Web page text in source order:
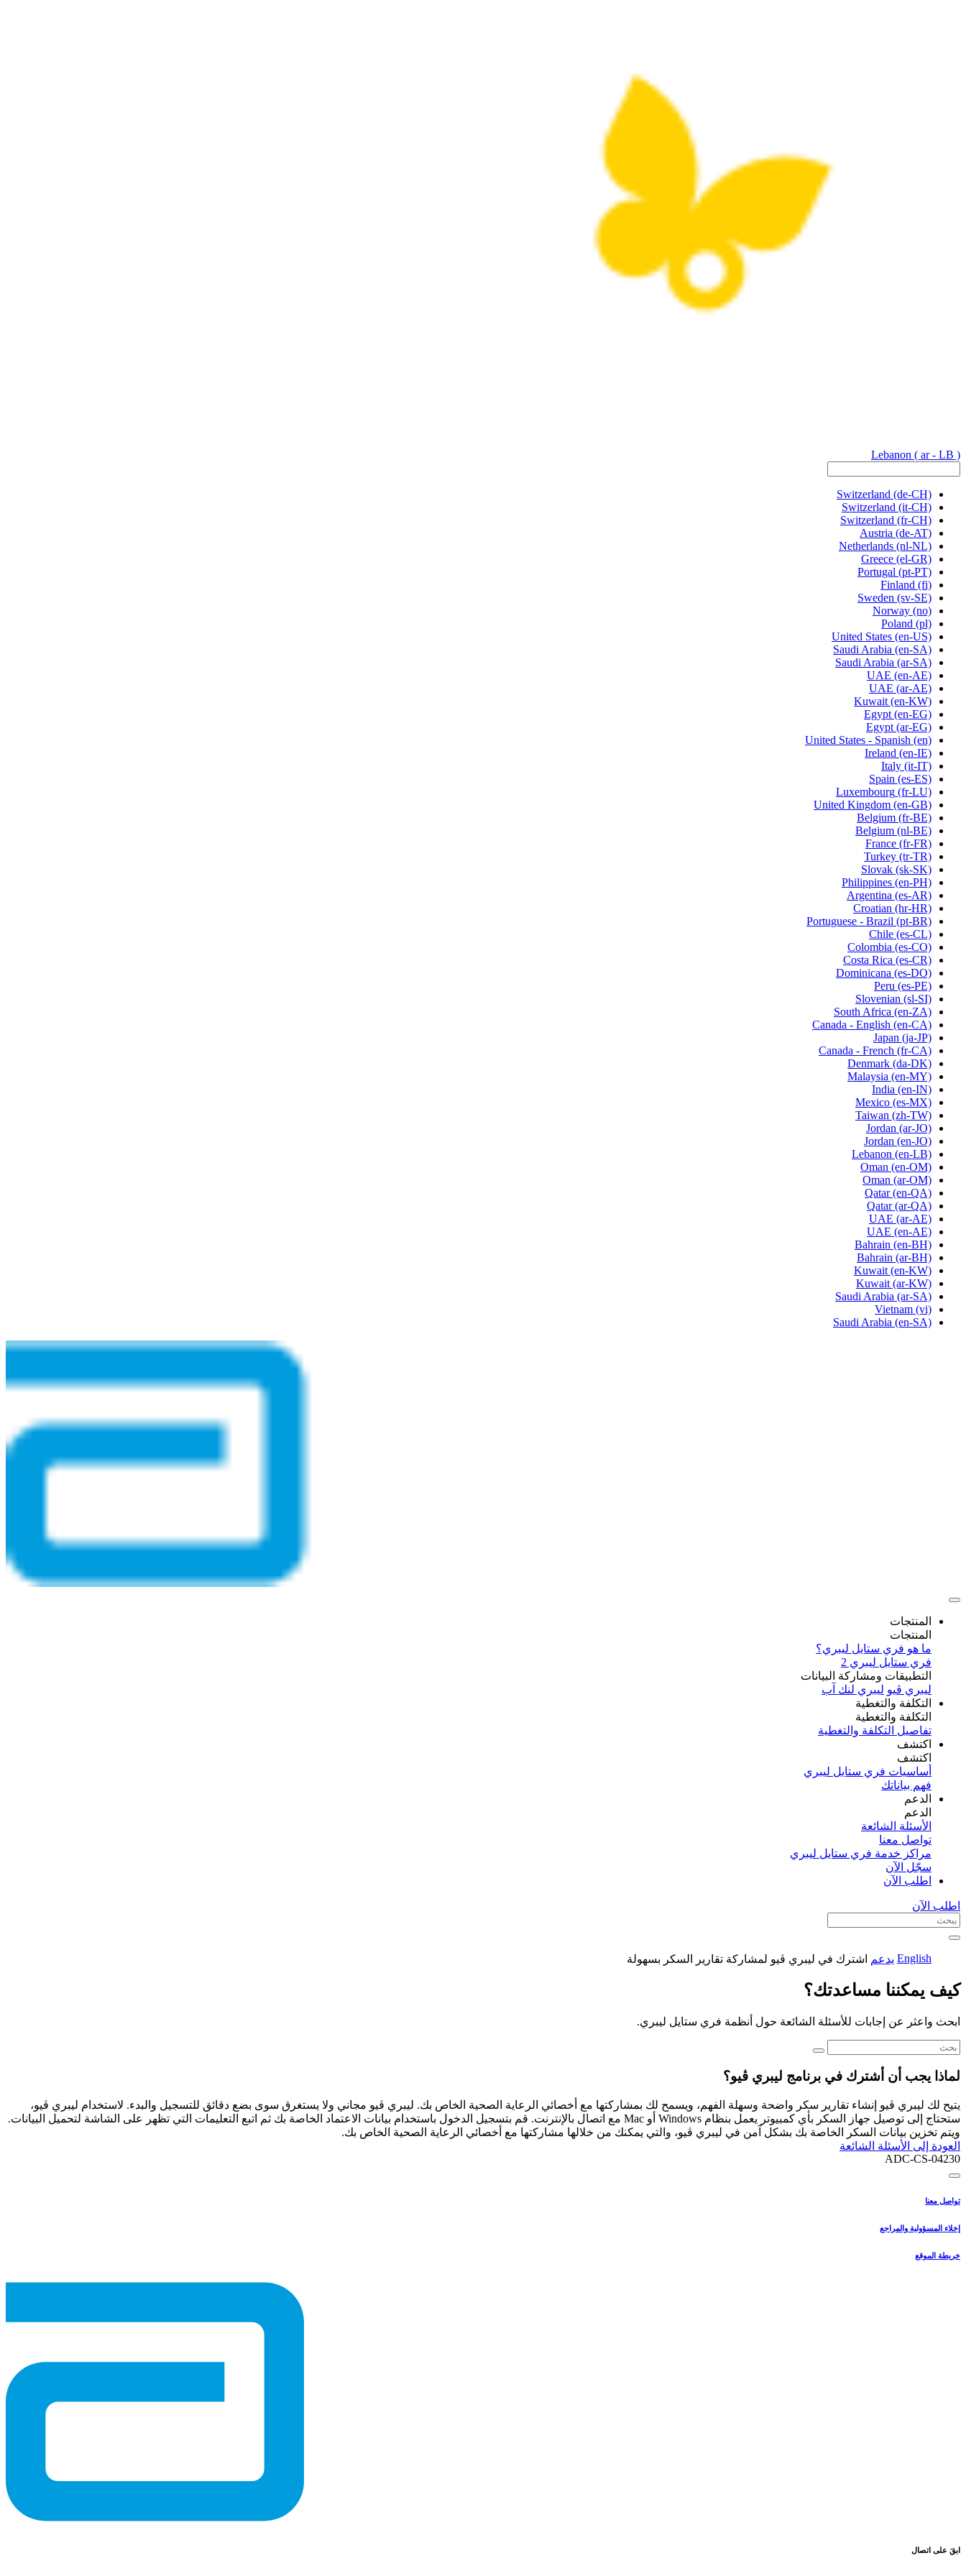
Lebanon ( ar - LB )
Switzerland (de-CH)
Switzerland (it-CH)
Switzerland (fr-CH)
Austria (de-AT)
Netherlands (nl-NL)
Greece (el-GR)
Portugal (pt-PT)
Finland (fi)
Sweden (sv-SE)
Norway (no)
Poland (pl)
United States (en-US)
Saudi Arabia (en-SA)
Saudi Arabia (ar-SA)
UAE (en-AE)
UAE (ar-AE)
Kuwait (en-KW)
Egypt (en-EG)
Egypt (ar-EG)
United States - Spanish (en)
Ireland (en-IE)
Italy (it-IT)
Spain (es-ES)
Luxembourg (fr-LU)
United Kingdom (en-GB)
Belgium (fr-BE)
Belgium (nl-BE)
France (fr-FR)
Turkey (tr-TR)
Slovak (sk-SK)
Philippines (en-PH)
Argentina (es-AR)
Croatian (hr-HR)
Portuguese - Brazil (pt-BR)
Chile (es-CL)
Colombia (es-CO)
Costa Rica (es-CR)
Dominicana (es-DO)
Peru (es-PE)
Slovenian (sl-SI)
South Africa (en-ZA)
Canada - English (en-CA)
Japan (ja-JP)
Canada - French (fr-CA)
Denmark (da-DK)
Malaysia (en-MY)
India (en-IN)
Mexico (es-MX)
Taiwan (zh-TW)
Jordan (ar-JO)
Jordan (en-JO)
Lebanon (en-LB)
Oman (en-OM)
Oman (ar-OM)
Qatar (en-QA)
Qatar (ar-QA)
UAE (ar-AE)
UAE (en-AE)
Bahrain (en-BH)
Bahrain (ar-BH)
Kuwait (en-KW)
Kuwait (ar-KW)
Saudi Arabia (ar-SA)
Vietnam (vi)
Saudi Arabia (en-SA)
المنتجات
المنتجات
ما هو فري ستايل ليبري؟
فري ستايل ليبري 2
التطبيقات ومشاركة البيانات
ليبري ڤيو ليبري لنك آب
التكلفة والتغطية
التكلفة والتغطية
تفاصيل التكلفة والتغطية
اكتشف​
اكتشف​
أساسيات فري ستايل ليبري
فهم بياناتك
الدعم
الدعم
الأسئلة الشائعة
تواصل معنا
مراكز خدمة فري ستايل ليبري
سجّل الآن​
اطلب الآن
اطلب الآن
English يدعم اشترك في ليبري ڤيو لمشاركة تقارير السكر بسهولة
كيف يمكننا مساعدتك؟
ابحث واعثر عن إجابات للأسئلة الشائعة حول أنظمة فري ستايل ليبري.
لماذا يجب أن أشترك في برنامج ليبري ڤيو؟
يتيح لك ليبري ڤيو إنشاء تقارير سكر واضحة وسهلة الفهم، ويسمح لك بمشاركتها مع أخصائي الرعاية الصحية الخاص بك. ليبري ڤيو مجاني ولا يستغرق سوى بضع دقائق للتسجيل والبدء. لاستخدام ليبري ڤيو،
ستحتاج إلى توصيل جهاز السكر بأي كمبيوتر يعمل بنظام Windows أو Mac مع اتصال بالإنترنت. قم بتسجيل الدخول باستخدام بيانات الاعتماد الخاصة بك ثم اتبع التعليمات التي تظهر على الشاشة لتحميل البيانات.
ويتم تخزين بيانات السكر الخاصة بك بشكل آمن في ليبري ڤيو، والتي يمكنك من خلالها مشاركتها مع أخصائي الرعاية الصحية الخاص بك.
العودة إلى الأسئلة الشائعة
ADC-CS-04230
تواصل معنا
إخلاء المسؤولية والمراجع
خريطة الموقع
ابقَ على اتصال